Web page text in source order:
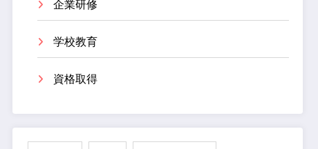
企業研修
学校教育
資格取得